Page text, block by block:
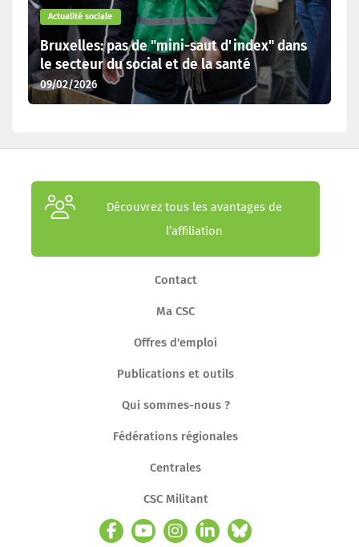
Actualité sociale
Bruxelles: pas de "mini-saut d'index" dans
le secteur du social et de la santé
09/02/2026
Découvrez tous les avantages de
l’affiliation
Contact
Ma CSC
Offres d'emploi
Publications et outils
Qui sommes-nous ?
Fédérations régionales
Centrales
CSC Militant